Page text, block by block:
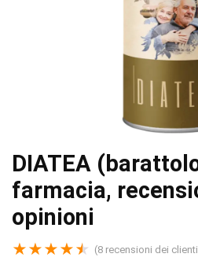
DIATEA
farmacia,
opinioni
★★★★★ (8 recensioni dei